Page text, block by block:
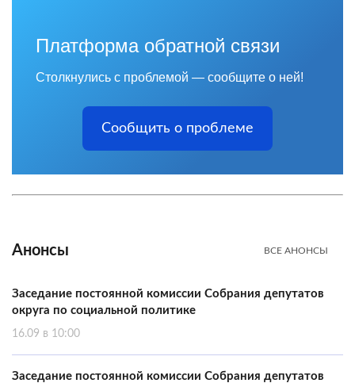
Платформа обратной связи
Столкнулись с проблемой — сообщите о ней!
Сообщить о проблеме
Анонсы ВСЕ АНОНСЫ
Заседание постоянной комиссии Собрания депутатов
округа по социальной политике
16.09 в 10:00
Заседание постоянной комиссии Собрания депутатов